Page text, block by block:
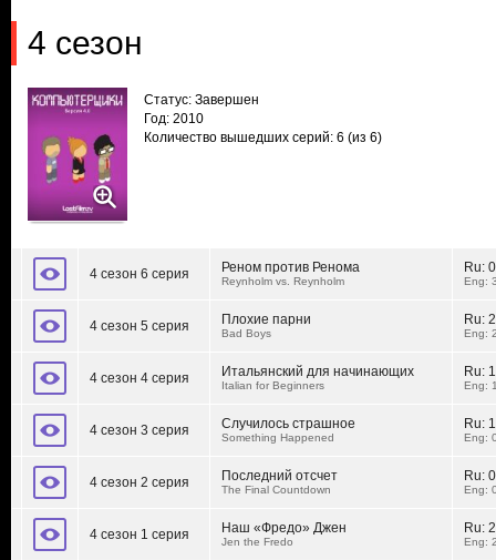
4 сезон
Статус: Завершен
Год: 2010
Количество вышедших серий: 6 (из 6)
4 сезон 6 серия Реном против Ренома
Reynholm vs. Reynholm
Ru:
Eng:
4 сезон 5 серия Плохие парни
Bad Boys
Ru:
Eng:
4 сезон 4 серия Итальянский для начинающих
Italian for Beginners
Ru:
Eng:
4 сезон 3 серия Случилось страшное
Something Happened
Ru:
Eng:
4 сезон 2 серия Последний отсчет
The Final Countdown
Ru:
Eng:
4 сезон 1 серия Наш «Фредо» Джен
Jen the Fredo
Ru:
Eng: